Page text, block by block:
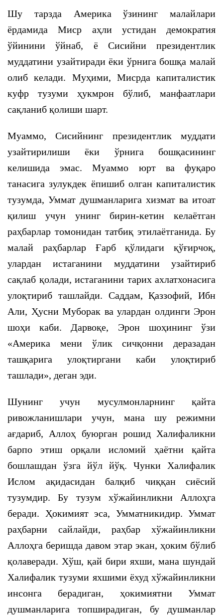
Шу тарзда Америка ўзининг малайлари
ёрдамида Миср аҳли устидан демократия
ўйинини ўйнаб, ё Сисийни президентлик
муддатини узайтиради ёки ўрнига бошқа малай
олиб келади. Муҳими, Мисрда капиталистик
куфр тузуми ҳукмрон бўлиб, манфаатлари
сақланиб қолиши шарт.
Муаммо, Сисийнинг президентлик муддати
узайтирилиши ёки ўрнига бошқасининг
келишида эмас. Муаммо юрт ва фуқаро
танасига зулукдек ёпишиб олган капиталистик
тузумда, Уммат душманларига хизмат ва итоат
қилиш учун унинг бирин-кетин келаётган
раҳбарлар томонидан татбиқ этилаётганида. Бу
малай раҳбарлар Ғарб қўлидаги қўғирчоқ,
улардан истаганини муддатини узайтириб
сақлаб қолади, истаганини тарих ахлатхонасига
улоқтириб ташлайди. Саддам, Қаззофий, Ибн
Али, Ҳусни Муборак ва улардан олдинги Эрон
шоҳи каби. Дарвоқе, Эрон шоҳининг ўзи
«Америка мени ўлик сичқонни деразадан
ташқарига улоқтиргани каби улоқтириб
ташлади», деган эди.
Шунинг учун мусулмонларнинг қайта
ривожланишлари учун, мана шу режимни
ағдариб, Аллоҳ буюрган рошид Халифаликни
барпо этиш орқали исломий ҳаётни қайта
бошлашдан ўзга йўл йўқ. Чунки Халифалик
Ислом ақидасидан балқиб чиққан сиёсий
тузумдир. Бу тузум хўжайинликни Аллоҳга
беради. Ҳокимият эса, Умматникидир. Уммат
раҳбарни сайлайди, раҳбар хўжайинликни
Аллоҳга беришда давом этар экан, ҳоким бўлиб
қолаверади. Хўш, қай бири яхши, мана шундай
Халифалик тузуми яхшими ёхуд хўжайинликни
инсонга берадиган, ҳокимиятни Уммат
душманларига топширадиган, бу душманлар